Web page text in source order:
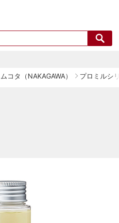
ムコタ（NAKAGAWA） プロミルシ